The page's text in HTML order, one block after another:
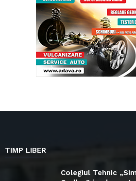
TIMP LIBER
Colegiul Tehnic